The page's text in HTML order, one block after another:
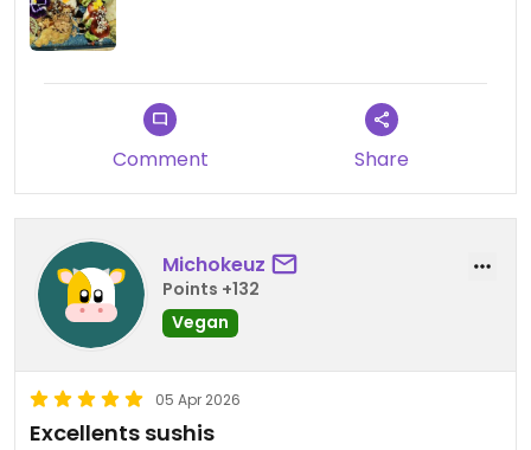
Comment Share
Michokeuz
Points +132
Vegan
05 Apr 2026
Excellents sushis